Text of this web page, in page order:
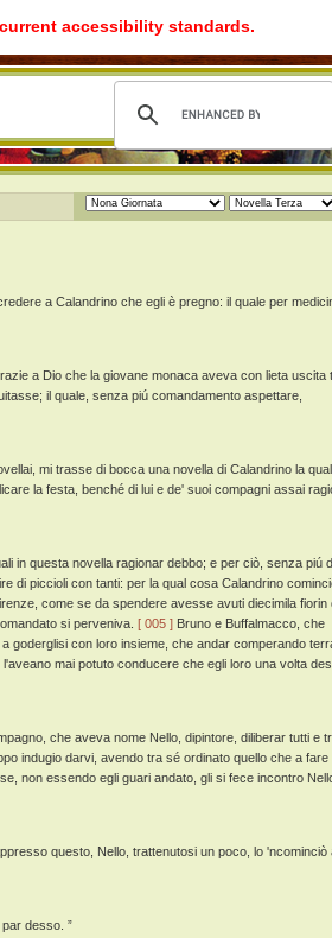
accessibility standards.
a Calandrino che egli è pregno: il quale per
a Dio che la giovane monaca aveva con lieta uscita
il quale, senza piú comandamento aspettare,
mi trasse di bocca una novella di Calandrino la
la festa, benché di lui e de' suoi compagni assai
in questa novella ragionar debbo; e per ciò, senza piú
di piccioli con tanti: per la qual cosa Calandrino
come se da spendere avesse avuti diecimila fiorin
si perveniva. [ 005 ] Bruno e Buffalmacco, che
goderglisi con loro insieme, che andar comperando
mai potuto conducere che egli loro una volta
che aveva nome Nello, dipintore, diliberar tutti e
indugio darvi, avendo tra sé ordinato quello che a fare
non essendo egli guari andato, gli si fece incontro
questo, Nello, trattenutosi un poco, lo 'ncominciò
desso. ”